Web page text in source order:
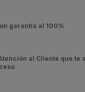
garantía al 100%
al Cliente que te